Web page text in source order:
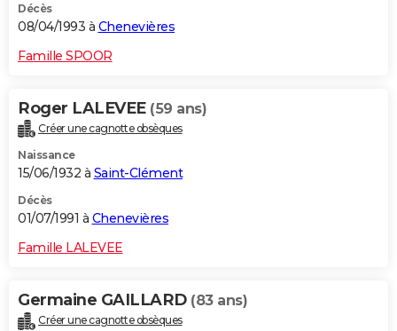
Décès
08/04/1993 à Chenevières
Famille SPOOR
Roger LALEVEE (59 ans)
Créer une cagnotte obsèques
Naissance
15/06/1932 à Saint-Clément
Décès
01/07/1991 à Chenevières
Famille LALEVEE
Germaine GAILLARD (83 ans)
Créer une cagnotte obsèques